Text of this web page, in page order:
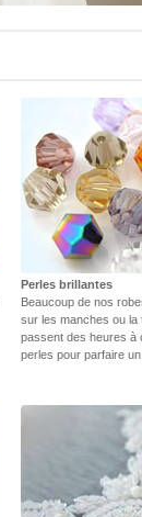
Perles brillantes
Beaucoup de nos
sur les manches ou la
passent des heures à
perles pour parfaire